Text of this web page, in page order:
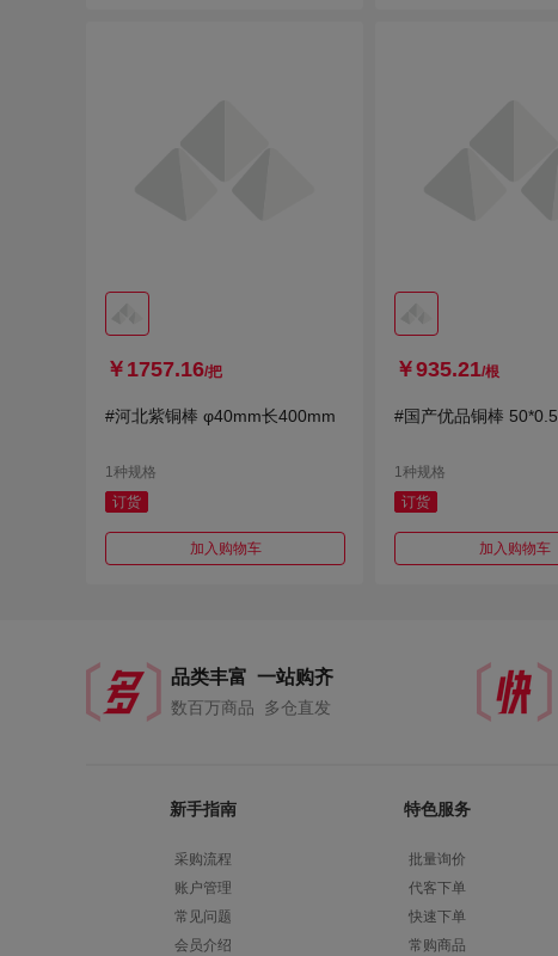
￥1757.16/把
#河北紫铜棒 φ40mm长400mm
1种规格
订货
加入购物车
￥935.21/根
#国产优品铜棒 50*0.5
1种规格
订货
加入购物车
品类丰富 一站购齐
数百万商品 多仓直发
新手指南
采购流程
账户管理
常见问题
会员介绍
特色服务
批量询价
代客下单
快速下单
常购商品